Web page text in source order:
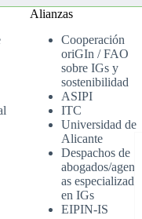
Alianzas
Cooperación
oriGIn / FAO
sobre IGs y
sostenibilidad
ASIPI
ITC
Universidad de
Alicante
Despachos de
abogados/agenci
as especializados
en IGs
EIPIN-IS